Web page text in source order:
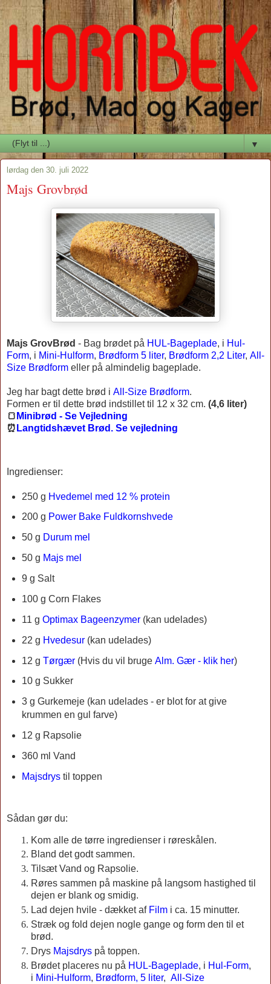
▼
lørdag den 30. juli 2022
Majs Grovbrød
Majs GrovBrød - Bag brødet på HUL-Bageplade, i Hul-
Form, i Mini-Hulform, Brødform 5 liter, Brødform 2,2 Liter, All-
Size Brødform eller på almindelig bageplade.
Jeg har bagt dette brød i All-Size Brødform.
Formen er til dette brød indstillet til 12 x 32 cm. (4,6 liter)
🍞 Minibrød - Se Vejledning
⏰ Langtidshævet Brød. Se vejledning
Ingredienser:
250 g Hvedemel med 12 % protein
200 g Power Bake Fuldkornshvede
50 g Durum mel
50 g Majs mel
9 g Salt
100 g Corn Flakes
11 g Optimax Bageenzymer(kan udelades)
22 g Hvedesur(kan udelades)
12 g Tørgær (Hvis du vil bruge Alm. Gær - klik her)
10 g Sukker
3 g Gurkemeje (kan udelades - er blot for at give
krummen en gul farve)
12 g Rapsolie
360 ml Vand
Majsdrystil toppen
Sådan gør du:
Kom alle de tørre ingredienser i røreskålen.
Bland det godt sammen.
Tilsæt Vand og Rapsolie.
Røres sammen på maskine på langsom hastighed til
dejen er blank og smidig.
Lad dejen hvile - dækket af Film i ca. 15 minutter.
Stræk og fold dejen nogle gange og form den til et
brød.
Drys Majsdrys på toppen.
Brødet placeres nu på HUL-Bageplade, i Hul-Form,
i Mini-Hulform, Brødform, 5 liter, All-Size